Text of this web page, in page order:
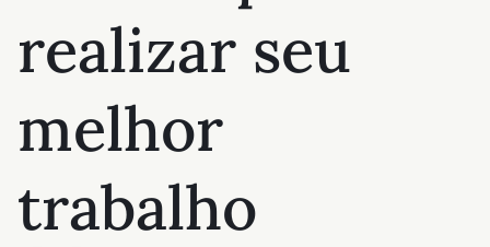
realizar seu
melhor
trabalho